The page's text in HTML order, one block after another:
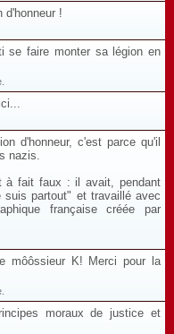
d'honneur !
se faire monter sa légion en
d'honneur, c'est parce qu'il
nazis.
à fait faux : il avait, pendant
suis partout" et travaillé avec
française créée par
môôssieur K! Merci pour la
moraux de justice et